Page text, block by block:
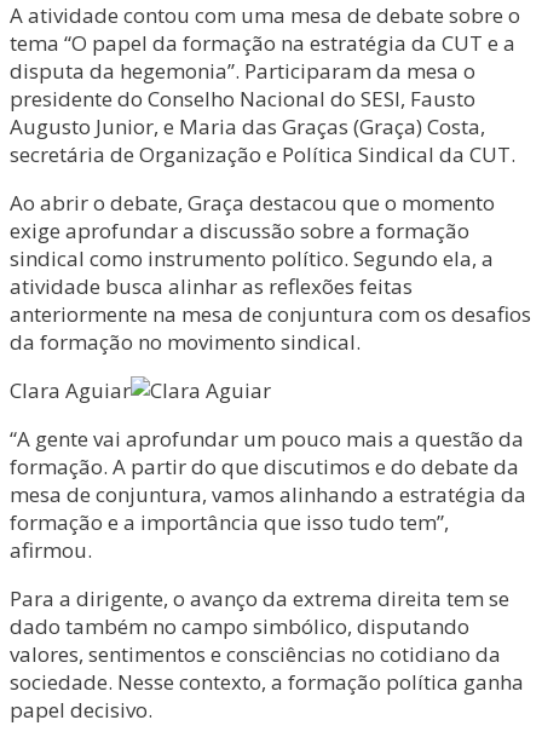
A atividade contou com uma mesa de debate sobre o
tema “O papel da formação na estratégia da CUT e a
disputa da hegemonia”. Participaram da mesa o
presidente do Conselho Nacional do SESI, Fausto
Augusto Junior, e Maria das Graças (Graça) Costa,
secretária de Organização e Política Sindical da CUT.
Ao abrir o debate, Graça destacou que o momento
exige aprofundar a discussão sobre a formação
sindical como instrumento político. Segundo ela, a
atividade busca alinhar as reflexões feitas
anteriormente na mesa de conjuntura com os desafios
da formação no movimento sindical.
Clara Aguiar
“A gente vai aprofundar um pouco mais a questão da
formação. A partir do que discutimos e do debate da
mesa de conjuntura, vamos alinhando a estratégia da
formação e a importância que isso tudo tem”,
afirmou.
Para a dirigente, o avanço da extrema direita tem se
dado também no campo simbólico, disputando
valores, sentimentos e consciências no cotidiano da
sociedade. Nesse contexto, a formação política ganha
papel decisivo.